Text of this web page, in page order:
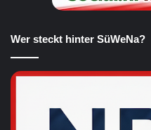
Wer steckt hinter SüWeNa?